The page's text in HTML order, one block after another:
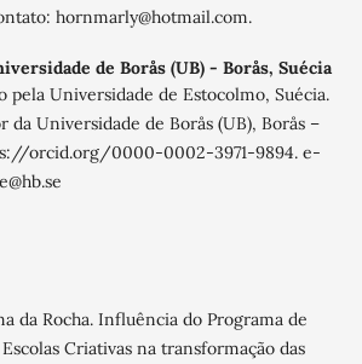
hornmarly@hotmail.com.
de Borås (UB) - Borås, Suécia
pela Universidade de Estocolmo, Suécia.
da Universidade de Borås (UB), Borås –
orcid.org/0000-0002-3971-9894. e-
da Rocha. Influência do Programa de
Criativas na transformação das